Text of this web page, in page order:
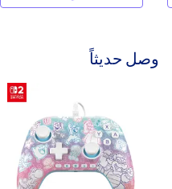
وصل حديثاً